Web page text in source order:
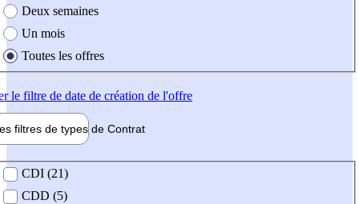
Deux semaines
Un mois
Toutes les offres
le filtre de date de création de l'offre
filtres de types de Contrat
contrat
CDI (21)
CDD (5)